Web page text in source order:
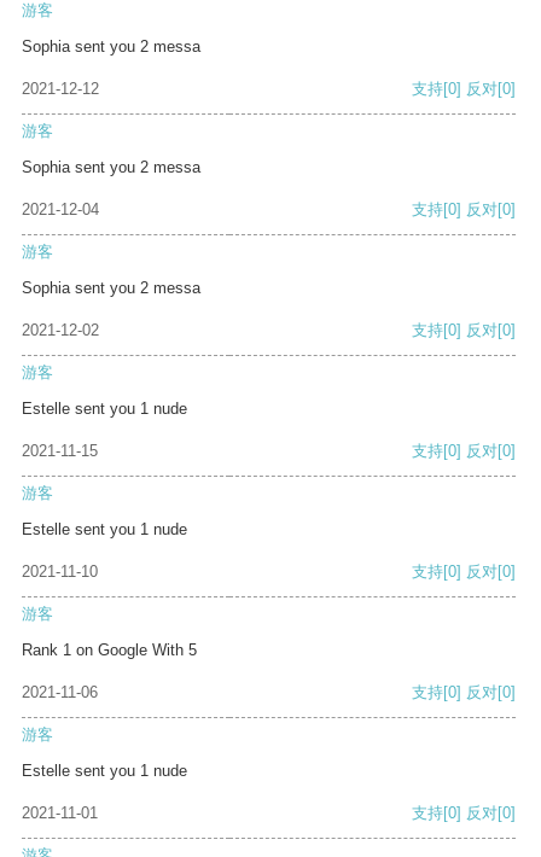
游客
Sophia sent you 2 messa
2021-12-12 支持[0] 反对[0]
游客
Sophia sent you 2 messa
2021-12-04 支持[0] 反对[0]
游客
Sophia sent you 2 messa
2021-12-02 支持[0] 反对[0]
游客
Estelle sent you 1 nude
2021-11-15 支持[0] 反对[0]
游客
Estelle sent you 1 nude
2021-11-10 支持[0] 反对[0]
游客
Rank 1 on Google With 5
2021-11-06 支持[0] 反对[0]
游客
Estelle sent you 1 nude
2021-11-01 支持[0] 反对[0]